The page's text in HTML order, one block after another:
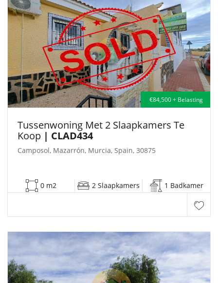
€84,500 + Belasting
Tussenwoning Met 2 Slaapkamers Te
Koop | CLAD434
Camposol, Mazarrón, Murcia, Spain, 30875
0 m2 2 Slaapkamers 1 Badkamer